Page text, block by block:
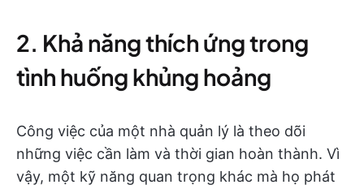
2. Khả năng thích ứng trong
tình huống khủng hoảng
Công việc của một nhà quản lý là theo dõi
những việc cần làm và thời gian hoàn thành. Vì
vậy, một kỹ năng quan trọng khác mà họ phát